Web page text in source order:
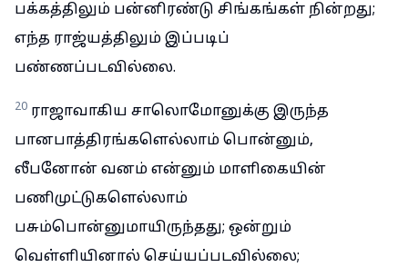
பக்கத்திலும் பன்னிரண்டு சிங்கங்கள் நின்றது;
எந்த ராஜ்யத்திலும் இப்படிப்
பண்ணப்படவில்லை.
20 ராஜாவாகிய சாலொமோனுக்கு இருந்த
பானபாத்திரங்களெல்லாம் பொன்னும்,
லீபனோன் வனம் என்னும் மாளிகையின்
பணிமுட்டுகளெல்லாம்
பசும்பொன்னுமாயிருந்தது; ஒன்றும்
வெள்ளியினால் செய்யப்படவில்லை;